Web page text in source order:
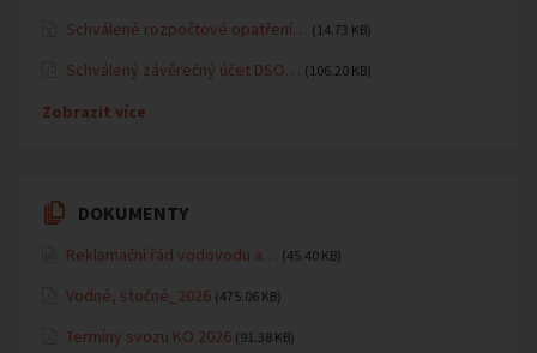
Schválené rozpočtové opatření… (14.73 KB)
Schválený závěrečný účet DSO… (106.20 KB)
Zobrazit více
DOKUMENTY
Reklamační řád vodovodu a… (45.40 KB)
Vodné, stočné_2026 (475.06 KB)
Termíny svozu KO 2026 (91.38 KB)